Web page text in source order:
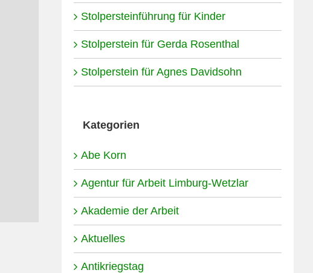
Stolpersteinführung für Kinder
Stolperstein für Gerda Rosenthal
Stolperstein für Agnes Davidsohn
Kategorien
Abe Korn
Agentur für Arbeit Limburg-Wetzlar
Akademie der Arbeit
Aktuelles
Antikriegstag